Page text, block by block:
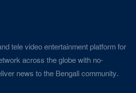
tele video entertainment platform for
across the globe with no-
news to the Bengali community.